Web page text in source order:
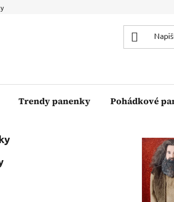
Trendy panenky Pohádkové